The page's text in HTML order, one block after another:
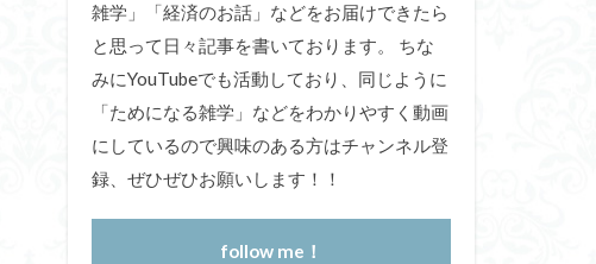
雑学」「経済のお話」などをお届けできたら
と思って日々記事を書いております。 ちな
みにYouTubeでも活動しており、同じように
「ためになる雑学」などをわかりやすく動画
にしているので興味のある方はチャンネル登
録、ぜひぜひお願いします！！
follow me！